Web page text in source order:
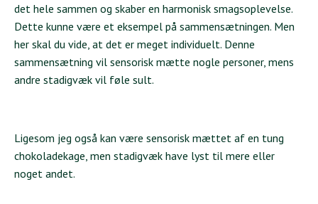
det hele sammen og skaber en harmonisk smagsoplevelse.
Dette kunne være et eksempel på sammensætningen. Men
her skal du vide, at det er meget individuelt. Denne
sammensætning vil sensorisk mætte nogle personer, mens
andre stadigvæk vil føle sult.
Ligesom jeg også kan være sensorisk mættet af en tung
chokoladekage, men stadigvæk have lyst til mere eller
noget andet.